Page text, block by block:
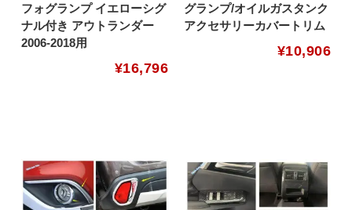
フォグランプ イエローシグ
ナル付き アウトランダー
2006-2018用
¥16,796
グランプ/オイルガスタンク
アクセサリーカバートリム
¥10,906